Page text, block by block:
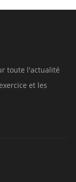
toute l'actualité
et les